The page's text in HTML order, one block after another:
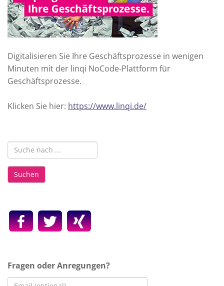
Digitalisieren Sie Ihre Geschäftsprozesse in wenigen
Minuten mit der linqi NoCode-Plattform für
Geschäftsprozesse.
Klicken Sie hier: https://www.linqi.de/
Suchen
Fragen oder Anregungen?